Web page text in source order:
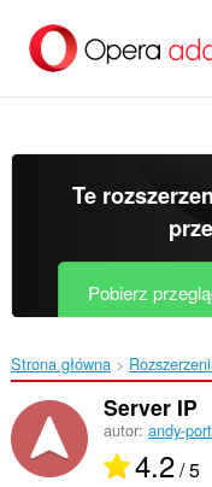
treści
Te
Pobierz
Strona główna
Server IP
autor: andy-
4.2/ 5